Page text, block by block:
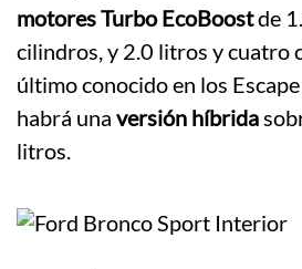
motores Turbo EcoBoostde
cilindros, y 2.0 litros y cuatro
último conocido en los
habrá una versión híbrida
litros.